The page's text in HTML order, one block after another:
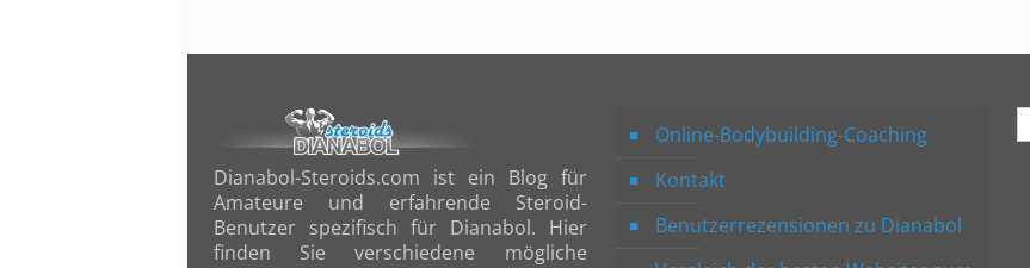
Dianabol-Steroids.com ist ein Blog für
Amateure und erfahrende Steroid-
Benutzer spezifisch für Dianabol. Hier
finden Sie verschiedene mögliche
Online-Bodybuilding-Coaching
Kontakt
Benutzerrezensionen zu Dianabol